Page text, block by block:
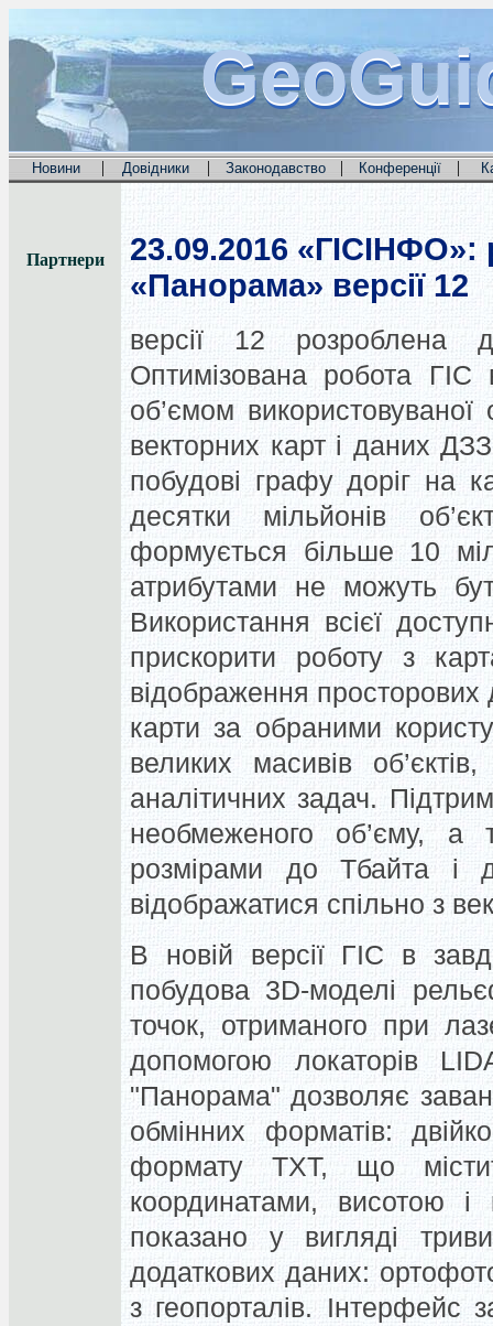
Новини | Довідники | Законодавство | Конференції |
Партнери 23.09.2016 «ГІСІНФО»:
«Панорама» версії 12
версії 12 розроблена
Оптимізована робота
об’ємом використовуваної
векторних карт і даних
побудові графу доріг на
десятки мільйонів
формується більше 10
атрибутами не можуть
Використання всієї
прискорити роботу з
відображення просторових
карти за обраними
великих масивів
аналітичних задач.
необмеженого об’єму,
розмірами до Тбайта і
відображатися спільно з
В новій версії ГІС в
побудова 3D-моделі
точок, отриманого при
допомогою локаторів
"Панорама" дозволяє
обмінних форматів:
формату TXT, що
координатами, висотою
показано у вигляді
додаткових даних:
з геопорталів. Інтерфейс